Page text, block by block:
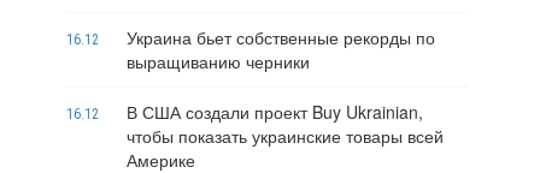
16.12
Украина бьет собственные рекорды по
выращиванию черники
16.12
В США создали проект Buy Ukrainian,
чтобы показать украинские товары всей
Америке